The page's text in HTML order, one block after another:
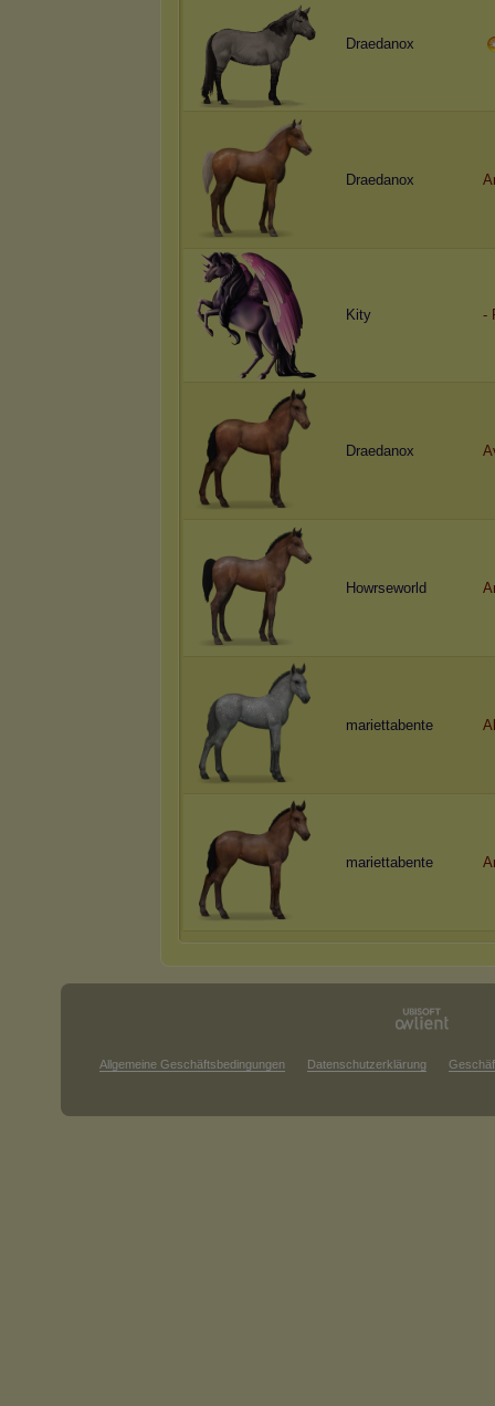
Draedanox
Draedanox
Kity -
Draedanox
Howrseworld
mariettabente
mariettabente
Allgemeine Geschäftsbedingungen Datenschutzerklärung